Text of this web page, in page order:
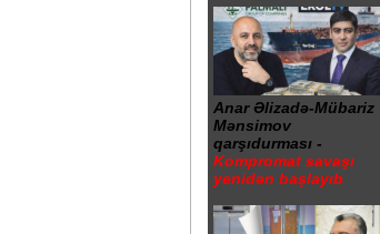
Anar Əlizadə-Mübariz
Mənsimov
qarşıdurması -
Kompromat savaşı
yenidən başlayıb